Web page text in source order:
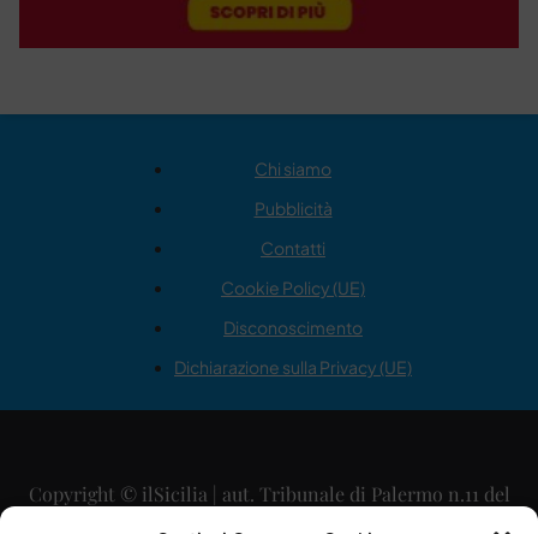
Chi siamo
Pubblicità
Contatti
Cookie Policy (UE)
Disconoscimento
Dichiarazione sulla Privacy (UE)
Copyright © ilSicilia | aut. Tribunale di Palermo n.11 del
29/09/2015